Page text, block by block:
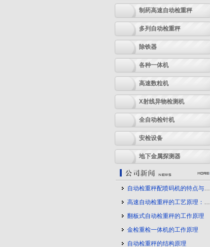
制药高速自动检重秤
多列自动检重秤
除铁器
各种一体机
高速数粒机
X射线异物检测机
全自动检针机
安检设备
地下金属探测器
自动检重秤配喷码机的特点与应用
高速自动检重秤的工艺原理：守护产品质量的幕后力量
翻板式自动检重秤的工作原理
金检重检一体机的工作原理
自动检重秤的结构原理